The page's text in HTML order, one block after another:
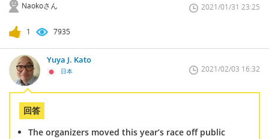
Naokoさん 2021/01/31 23:25
1 7935
Yuya J. Kato
日本 2021/02/03 16:32
回答
The organizers moved this year’s race off public